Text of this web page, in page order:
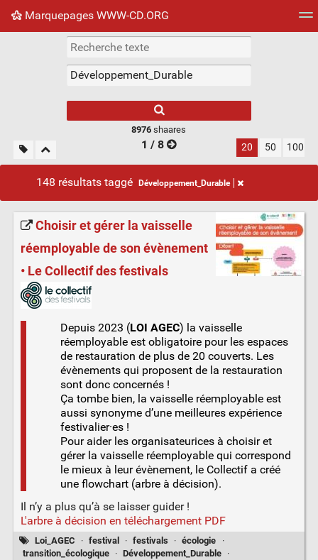
Marquepages WWW-CD.ORG
Nuage de tags Mur d'images
8976 shaares
1 / 8 20 50 100
148 résultats taggé Développement_Durable
Choisir et gérer la vaisselle
réemployable de son évènement
• Le Collectif des festivals
Depuis 2023 (LOI AGEC) la vaisselle
réemployable est obligatoire pour les espaces
de restauration de plus de 20 couverts. Les
évènements qui proposent de la restauration
sont donc concernés !
Ça tombe bien, la vaisselle réemployable est
aussi synonyme d’une meilleures expérience
festivalier·es !
Pour aider les organisateurices à choisir et
gérer la vaisselle réemployable qui correspond
le mieux à leur évènement, le Collectif a créé
une flowchart (arbre à décision).
Il n’y a plus qu’à se laisser guider !
L'arbre à décision en téléchargement PDF
Loi_AGEC · festival · festivals · écologie
·
transition_écologique
· Développement_Durable
·